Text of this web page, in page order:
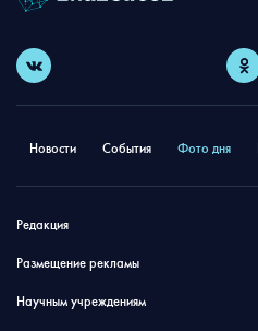
Новости События Фото дня
Редакция
Размещение рекламы
Научным учреждениям